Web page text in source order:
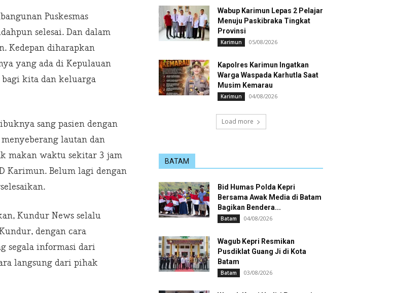
Puskesmas
selesai. Dan dalam
Kedepan diharapkan
yang ada di Kepulauan
kita dan keluarga
sang pasien dengan
lautan dan
makan waktu sekitar 3 jam
Karimun. Belum lagi dengan
Kundur News selalu
dengan cara
segala informasi dari
langsung dari pihak
Wabup Karimun Lepas 2 Pelajar
Menuju Paskibraka Tingkat
Provinsi
Karimun 05/08/2026
Kapolres Karimun Ingatkan
Warga Waspada Karhutla Saat
Musim Kemarau
Karimun 04/08/2026
Load more
BATAM
Bid Humas Polda Kepri
Bersama Awak Media di Batam
Bagikan Bendera...
Batam 04/08/2026
Wagub Kepri Resmikan
Pusdiklat Guang Ji di Kota
Batam
Batam 03/08/2026